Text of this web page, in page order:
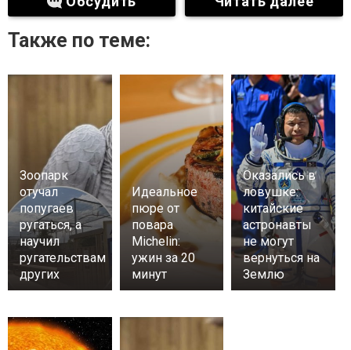
Также по теме:
Зоопарк
отучал
попугаев
ругаться, а
научил
ругательствам
других
Идеальное
пюре от
повара
Michelin:
ужин за 20
минут
Оказались в
ловушке:
китайские
астронавты
не могут
вернуться на
Землю